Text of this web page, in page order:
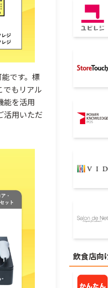
です。標
でもリアル
能を活用
活用いただ
飲食店向